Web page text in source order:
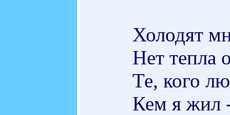
Холодят
Нет тепла
Те, кого
Кем я жил